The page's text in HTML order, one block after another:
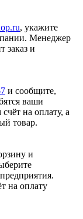
, укажите
Менеджер
заказ и
и сообщите,
ваши
на оплату, а
товар.
и
на оплату